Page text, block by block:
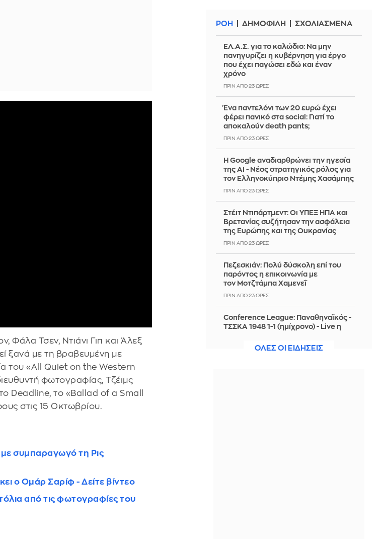
Φάλα Τσεν, Ντιάνι Γιπ και Άλεξ
ξανά με τη βραβευμένη με
του «All Quiet on the Western
φωτογραφίας, Τζέιμς
Deadline, το «Ballad of a Small
στις 15 Οκτωβρίου.
με συμπαραγωγό τη Ρις
ο Ομάρ Σαρίφ - Δείτε βίντεο
από τις φωτογραφίες του
ΡΟΗ ΔΗΜΟΦΙΛΗ ΣΧΟΛΙΑΣΜΕΝΑ
ΕΛ.Α.Σ. για το καλώδιο: Να μην
πανηγυρίζει η κυβέρνηση για έργο
που έχει παγώσει εδώ και έναν
χρόνο
ΠΡΙΝ ΑΠΌ 23 ΏΡΕΣ
Ένα παντελόνι των 20 ευρώ έχει
φέρει πανικό στα social: Γιατί το
αποκαλούν death pants;
ΠΡΙΝ ΑΠΌ 23 ΏΡΕΣ
Η Google αναδιαρθρώνει την ηγεσία
της AI - Νέος στρατηγικός ρόλος για
τον Ελληνοκύπριο Ντέμης Χασάμπης
ΠΡΙΝ ΑΠΌ 23 ΏΡΕΣ
Στέιτ Ντιπάρτμεντ: Οι ΥΠΕΞ ΗΠΑ και
Βρετανίας συζήτησαν την ασφάλεια
της Ευρώπης και της Ουκρανίας
ΠΡΙΝ ΑΠΌ 23 ΏΡΕΣ
Πεζεσκιάν: Πολύ δύσκολη επί του
παρόντος η επικοινωνία με
τον Μοτζτάμπα Χαμενεΐ
ΠΡΙΝ ΑΠΌ 23 ΏΡΕΣ
Conference League: Παναθηναϊκός -
ΤΣΣΚΑ 1948 1-1 (ημίχρονο) - Live η
ΠΡΙΝ ΑΠΌ 23 ΏΡΕΣΟΛΕΣ ΟΙ ΕΙΔΗΣΕΙΣ